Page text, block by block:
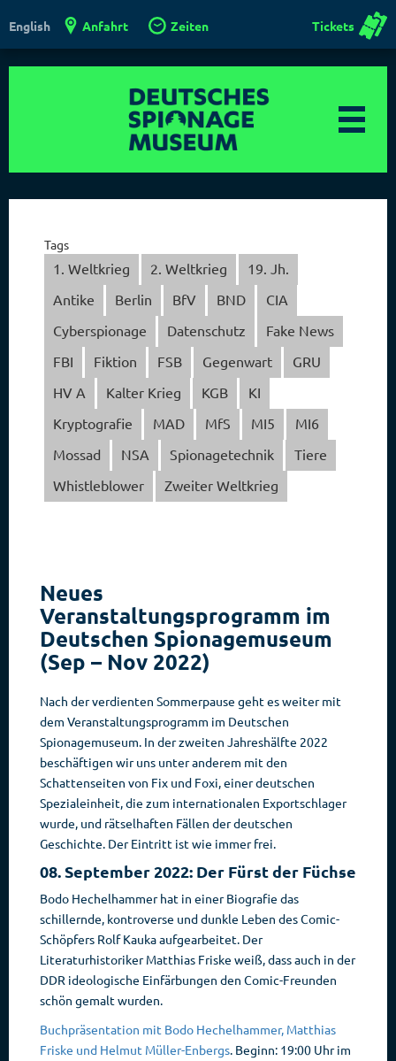
English Anfahrt Zeiten Tickets
Tags
1. Weltkrieg 2. Weltkrieg
19. Jh.
Antike
Berlin BfV BND
CIA
Cyberspionage
Datenschutz
Fake News
FBI
Fiktion FSB Gegenwart
GRU
HV A
Kalter Krieg KGB
KI
Kryptografie
MAD MfS MI5
MI6
Mossad
NSA Spionagetechnik
Tiere
Whistleblower
Zweiter Weltkrieg
Neues
Veranstaltungsprogramm im
Deutschen Spionagemuseum
(Sep – Nov 2022)
Nach der verdienten Sommerpause geht es weiter mit
dem Veranstaltungsprogramm im Deutschen
Spionagemuseum. In der zweiten Jahreshälfte 2022
beschäftigen wir uns unter anderem mit den
Schattenseiten von Fix und Foxi, einer deutschen
Spezialeinheit, die zum internationalen Exportschlager
wurde, und rätselhaften Fällen der deutschen
Geschichte. Der Eintritt ist wie immer frei.
08. September 2022: Der Fürst der Füchse
Bodo Hechelhammer hat in einer Biografie das
schillernde, kontroverse und dunkle Leben des Comic-
Schöpfers Rolf Kauka aufgearbeitet. Der
Literaturhistoriker Matthias Friske weiß, dass auch in der
DDR ideologische Einfärbungen den Comic-Freunden
schön gemalt wurden.
Buchpräsentation mit Bodo Hechelhammer, Matthias
Friske und Helmut Müller-Enbergs. Beginn: 19:00 Uhr im